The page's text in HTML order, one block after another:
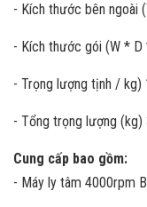
- Kích thước bên ngoài
- Kích thước gói (W *
- Trọng lượng tịnh / kg)
- Tổng trọng lượng (kg)
Cung cấp bao gồm:
- Máy ly tâm 4000rpm